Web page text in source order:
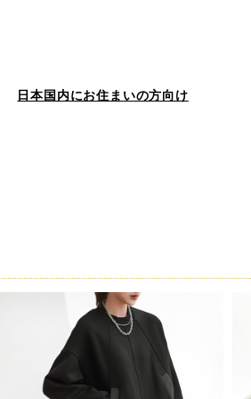
日本国内にお住まいの方向け